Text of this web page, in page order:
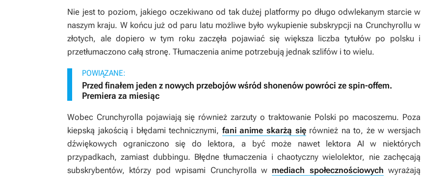
Nie jest to poziom, jakiego oczekiwano od tak dużej platformy po długo odwlekanym starcie w
naszym kraju. W końcu już od paru latu możliwe było wykupienie subskrypcji na Crunchyrollu w
złotych, ale dopiero w tym roku zaczęła pojawiać się większa liczba tytułów po polsku i
przetłumaczono całą stronę. Tłumaczenia anime potrzebują jednak szlifów i to wielu.
POWIĄZANE:
Przed finałem jeden z nowych przebojów wśród shonenów powróci ze spin-offem.
Premiera za miesiąc
Wobec Crunchyrolla pojawiają się również zarzuty o traktowanie Polski po macoszemu. Poza
kiepską jakością i błędami technicznymi, fani anime skarżą sięrównież na to, że w wersjach
dźwiękowych ograniczono się do lektora, a być może nawet lektora AI w niektórych
przypadkach, zamiast dubbingu. Błędne tłumaczenia i chaotyczny wielolektor, nie zachęcają
subskrybentów, którzy pod wpisami Crunchyrolla w mediach społecznościowych wyrażają